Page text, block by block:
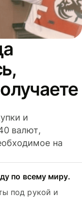
и
валют,
на
по всему миру.
под рукой и